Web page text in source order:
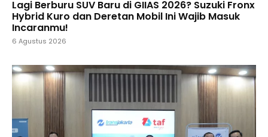
Lagi Berburu SUV Baru di GIIAS 2026? Suzuki Fronx
Hybrid Kuro dan Deretan Mobil Ini Wajib Masuk
Incaranmu!
6 Agustus 2026